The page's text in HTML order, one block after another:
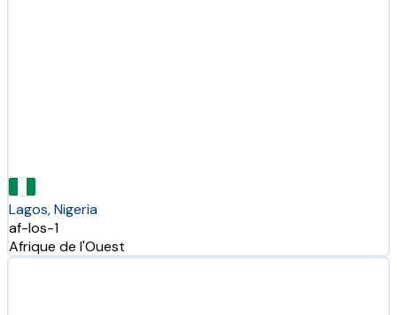
Lagos, Nigeria
af-los-1
Afrique de l'Ouest